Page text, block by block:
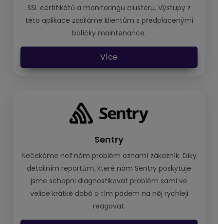
SSL certifikátů a monitoringu clusteru. Výstupy z
této aplikace zasíláme klientům s předplacenými
balíčky maintenance.
Více
Sentry
Nečekáme než nám problém oznamí zákazník. Díky
detailním reportům, které nám Sentry poskytuje
jsme schopni diagnostikovat problém sami ve
velice krátké době a tím pádem na něj rychleji
reagovat.